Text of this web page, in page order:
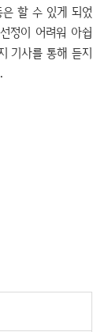
할 수 있게 되었
정이 어려워 아쉽
기사를 통해 듣지